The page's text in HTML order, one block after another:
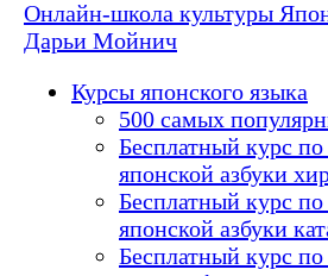
Онлайн-школа культуры
Дарьи Мойнич
Курсы японского языка
500 самых
Бесплатный курс
японской азбуки
Бесплатный курс
японской азбуки
Бесплатный курс